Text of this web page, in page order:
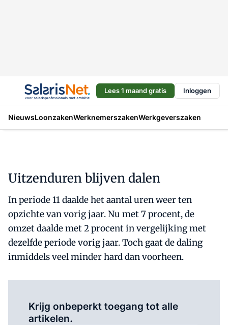
Lees 1 maand gratis Inloggen
NieuwsLoonzakenWerknemerszakenWerkgeverszaken
Uitzenduren blijven dalen
In periode 11 daalde het aantal uren weer ten
opzichte van vorig jaar. Nu met 7 procent, de
omzet daalde met 2 procent in vergelijking met
dezelfde periode vorig jaar. Toch gaat de daling
inmiddels veel minder hard dan voorheen.
Krijg onbeperkt toegang tot alle
artikelen.